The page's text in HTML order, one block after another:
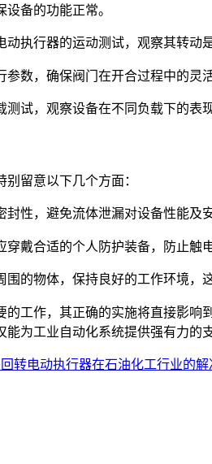
备的功能正常。
执行器的运动测试，观察其转动
数，确保阀门在开合过程中的灵
试，观察设备在不同负载下的表
留意以下几个方面：
性，避免流体泄漏对设备性能及
戴合适的个人防护装备，防止触
的物体，保持良好的工作环境，
工作，其正确的实施将直接影
为工业自动化系统提供强有力的
转电动执行器在石油化工行业的解